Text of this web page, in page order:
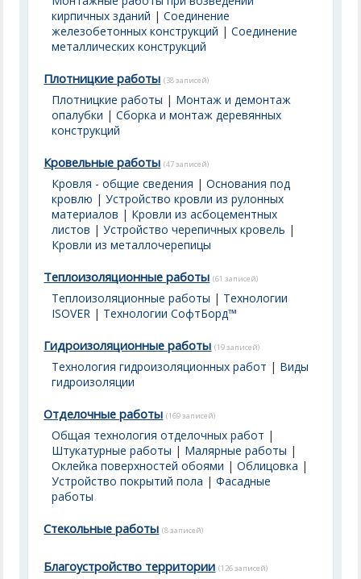
кирпичных зданий |Соединение
железобетонных конструкций |Соединение
металлических конструкций
Плотницкие работы (38 записей)
Плотницкие работы | Монтаж и демонтаж
опалубки |Сборка и монтаж деревянных
конструкций
Кровельные работы (47 записей)
Кровля - общие сведения |Основания под
кровлю |Устройство кровли из рулонных
материалов | Кровли из асбоцементных
листов |Устройство черепичных кровель |
Кровли из металлочерепицы
Теплоизоляционные работы (61 записей)
Теплоизоляционные работы | Технологии
ISOVER | Технологии СофтБорд™
Гидроизоляционные работы (19 записей)
Технология гидроизоляционных работ | Виды
гидроизоляции
Отделочные работы (169 записей)
Общая технология отделочных работ |
Штукатурные работы | Малярные работы |
Оклейка поверхностей обоями |Облицовка |
Устройство покрытий пола |Фасадные
работы
Стекольные работы (8 записей)
Благоустройство территории (126 записей)